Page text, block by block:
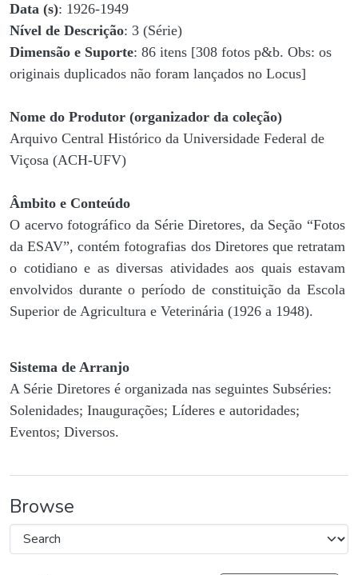
Data (s): 1926-1949
Nível de Descrição: 3 (Série)
Dimensão e Suporte: 86 itens [308 fotos p&b. Obs: os
originais duplicados não foram lançados no Locus]
Nome do Produtor (organizador da coleção)
Arquivo Central Histórico da Universidade Federal de
Viçosa (ACH-UFV)
Âmbito e Conteúdo
O acervo fotográfico da Série Diretores, da Seção “Fotos
da ESAV”, contém fotografias dos Diretores que retratam
o cotidiano e as diversas atividades aos quais estavam
envolvidos durante o período de constituição da Escola
Superior de Agricultura e Veterinária (1926 a 1948).
Sistema de Arranjo
A Série Diretores é organizada nas seguintes Subséries:
Solenidades; Inaugurações; Líderes e autoridades;
Eventos; Diversos.
Browse